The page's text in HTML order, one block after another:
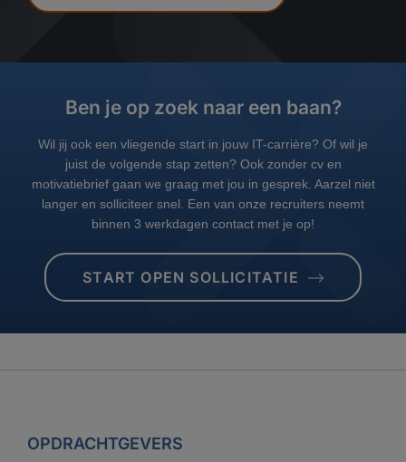
Ben je op zoek naar een baan?
Wil jij ook een vliegende start in jouw IT-carrière? Of wil je
juist de volgende stap zetten? Ook zonder cv en
motivatiebrief gaan we graag met jou in gesprek. Aarzel niet
langer en solliciteer snel. Een van onze recruiters neemt
binnen 3 werkdagen contact met je op!
START OPEN SOLLICITATIE
OPDRACHTGEVERS